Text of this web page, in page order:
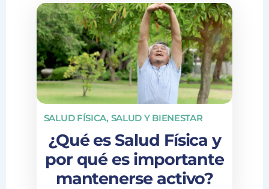
SALUD FÍSICA, SALUD Y BIENESTAR
¿Qué es Salud Física y
por qué es importante
mantenerse activo?